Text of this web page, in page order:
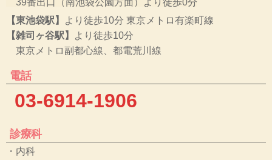
39番出口（南池袋公園方面）より徒歩0分
【東池袋駅】
より徒歩10分 東京メトロ有楽町線
【雑司ヶ谷駅】
より徒歩10分
東京メトロ副都心線、都電荒川線
電話
03-6914-1906
診療科
・内科